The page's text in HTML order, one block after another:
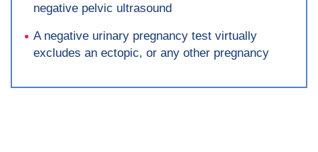
negative pelvic ultrasound
A negative urinary pregnancy test virtually
excludes an ectopic, or any other pregnancy